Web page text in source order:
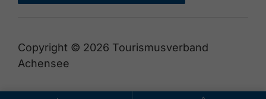
Copyright © 2026 Tourismusverband
Achensee